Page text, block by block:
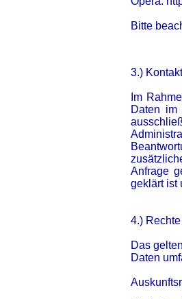
Bitte
3.)
Im
Daten im
Anfrage
geklärt ist
4.)
Das
Daten